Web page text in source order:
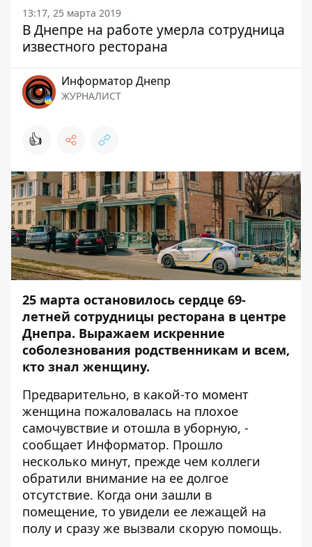
13:17, 25 марта 2019
В Днепре на работе умерла сотрудница
известного ресторана
Информатор Днепр
ЖУРНАЛИСТ
👍
25 марта остановилось сердце 69-
летней сотрудницы ресторана в центре
Днепра. Выражаем искренние
соболезнования родственникам и всем,
кто знал женщину.
Предварительно, в какой-то момент
женщина пожаловалась на плохое
самочувствие и отошла в уборную, -
сообщает Информатор. Прошло
несколько минут, прежде чем коллеги
обратили внимание на ее долгое
отсутствие. Когда они зашли в
помещение, то увидели ее лежащей на
полу и сразу же вызвали скорую помощь.